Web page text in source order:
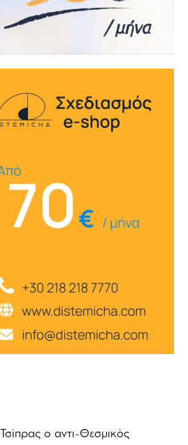
Τσίπρας ο αντι-Θεσμικός